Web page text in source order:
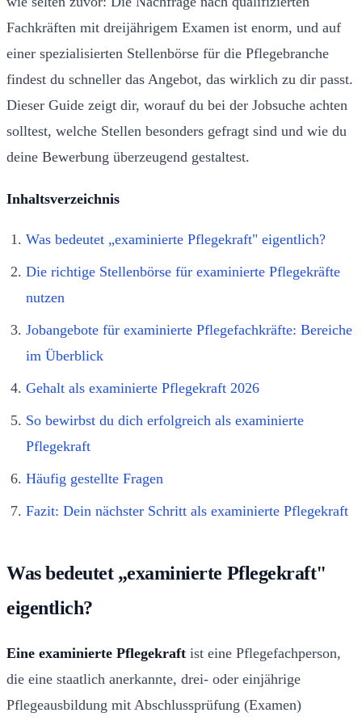
Fachkräften mit dreijährigem Examen ist enorm, und auf
einer spezialisierten Stellenbörse für die Pflegebranche
findest du schneller das Angebot, das wirklich zu dir passt.
Dieser Guide zeigt dir, worauf du bei der Jobsuche achten
solltest, welche Stellen besonders gefragt sind und wie du
deine Bewerbung überzeugend gestaltest.
Inhaltsverzeichnis
Was bedeutet „examinierte Pflegekraft" eigentlich?
Die richtige Stellenbörse für examinierte Pflegekräfte
nutzen
Jobangebote für examinierte Pflegefachkräfte: Bereiche
im Überblick
Gehalt als examinierte Pflegekraft 2026
So bewirbst du dich erfolgreich als examinierte
Pflegekraft
Häufig gestellte Fragen
Fazit: Dein nächster Schritt als examinierte Pflegekraft
Was bedeutet „examinierte Pflegekraft"
eigentlich?
Eine examinierte Pflegekraft ist eine Pflegefachperson,
die eine staatlich anerkannte, drei- oder einjährige
Pflegeausbildung mit Abschlussprüfung (Examen)